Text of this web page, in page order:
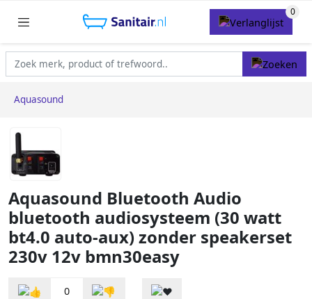
Aquasound
Aquasound Bluetooth Audio
bluetooth audiosysteem (30 watt
bt4.0 auto-aux) zonder speakerset
230v 12v bmn30easy
0